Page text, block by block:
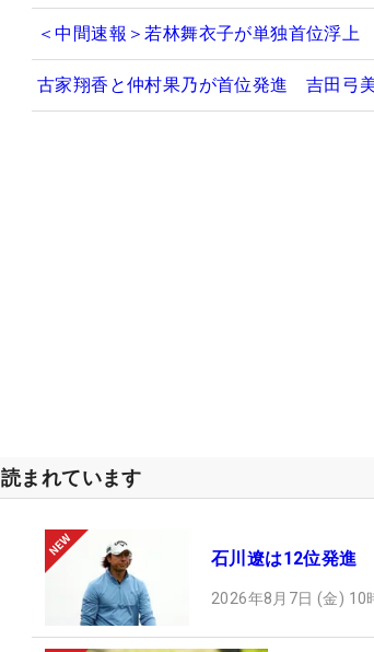
＜中間速報＞若林舞衣子が単独首位浮
古家翔香と仲村果乃が首位発進 吉田弓
読まれています
石川遼は12位発進
2026年8月7日 (金) 10